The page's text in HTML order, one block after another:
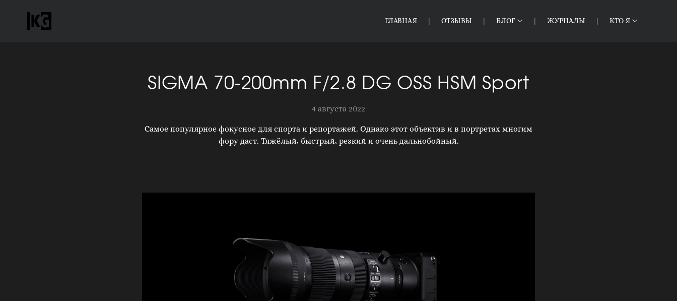
ГЛАВНАЯ ОТЗЫВЫ БЛОГ ЖУРНАЛЫ КТО Я
SIGMA 70-200mm F/2.8 DG OSS HSM Sport
4 августа 2022
Самое популярное фокусное для спорта и репортажей. Однако этот объектив и в портретах многим
фору даст. Тяжёлый, быстрый, резкий и очень дальнобойный.